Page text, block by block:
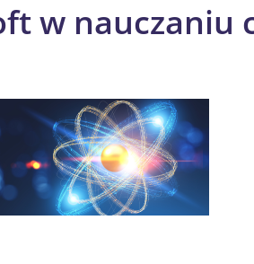
w nauczaniu